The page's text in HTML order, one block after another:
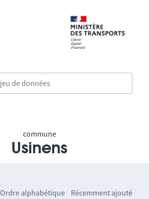
commune
Usinens
Ordre alphabétique Récemment ajouté